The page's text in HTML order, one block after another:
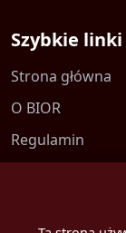
Szybkie linki
Strona główna
O BIOR
Regulamin